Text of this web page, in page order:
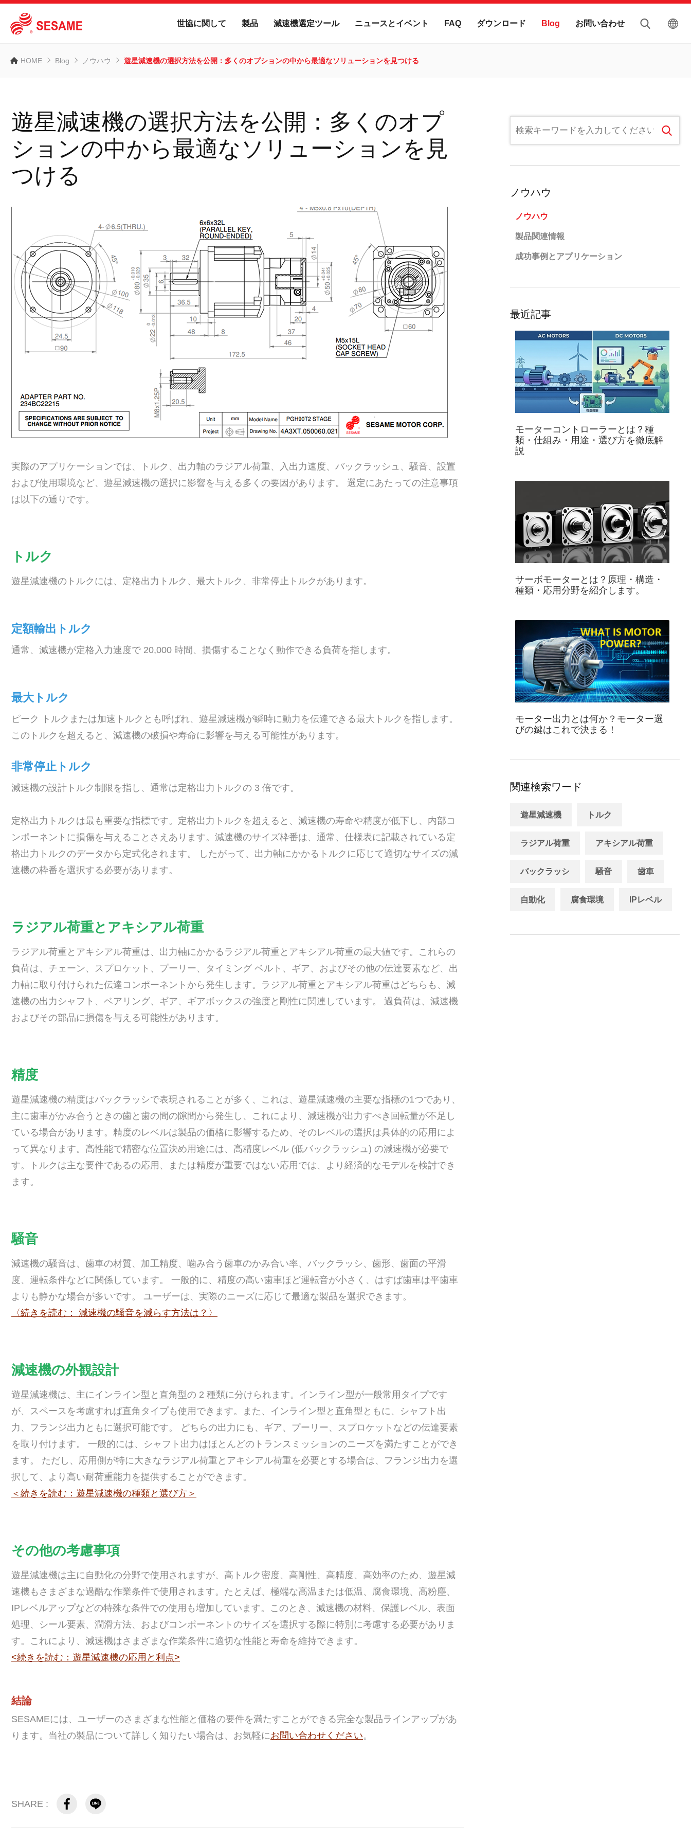
世協に関して 製品 減速機選定ツール ニュースとイベント FAQ ダウンロード Blog お問い合わせ
HOME Blog ノウハウ 遊星減速機の選択方法を公開：多くのオプションの中から最適なソリューションを見つける
遊星減速機の選択方法を公開：多くのオプ
ションの中から最適なソリューションを見
つける
実際のアプリケーションでは、トルク、出力軸のラジアル荷重、入出力速度、バックラッシュ、騒音、設置
および使用環境など、遊星減速機の選択に影響を与える多くの要因があります。 選定にあたっての注意事項
は以下の通りです。
トルク
遊星減速機のトルクには、定格出力トルク、最大トルク、非常停止トルクがあります。
定額輸出トルク
通常、減速機が定格入力速度で 20,000 時間、損傷することなく動作できる負荷を指します。
最大トルク
ピーク トルクまたは加速トルクとも呼ばれ、遊星減速機が瞬時に動力を伝達できる最大トルクを指します。
このトルクを超えると、減速機の破損や寿命に影響を与える可能性があります。
非常停止トルク
減速機の設計トルク制限を指し、通常は定格出力トルクの 3 倍です。
定格出力トルクは最も重要な指標です。定格出力トルクを超えると、減速機の寿命や精度が低下し、内部コ
ンポーネントに損傷を与えることさえあります。減速機のサイズ枠番は、通常、仕様表に記載されている定
格出力トルクのデータから定式化されます。 したがって、出力軸にかかるトルクに応じて適切なサイズの減
速機の枠番を選択する必要があります。
ラジアル荷重とアキシアル荷重
ラジアル荷重とアキシアル荷重は、出力軸にかかるラジアル荷重とアキシアル荷重の最大値です。これらの
負荷は、チェーン、スプロケット、プーリー、タイミング ベルト、ギア、およびその他の伝達要素など、出
力軸に取り付けられた伝達コンポーネントから発生します。ラジアル荷重とアキシアル荷重はどちらも、減
速機の出力シャフト、ベアリング、ギア、ギアボックスの強度と剛性に関連しています。 過負荷は、減速機
およびその部品に損傷を与える可能性があります。
精度
遊星減速機の精度はバックラッシで表現されることが多く、これは、遊星減速機の主要な指標の1つであり、
主に歯車がかみ合うときの歯と歯の間の隙間から発生し、これにより、減速機が出力すべき回転量が不足し
ている場合があります。精度のレベルは製品の価格に影響するため、そのレベルの選択は具体的の応用によ
って異なります。高性能で精密な位置決め用途には、高精度レベル (低バックラッシュ) の減速機が必要で
す。トルクは主な要件であるの応用、または精度が重要ではない応用では、より経済的なモデルを検討でき
ます。
騒音
減速機の騒音は、歯車の材質、加工精度、噛み合う歯車のかみ合い率、バックラッシ、歯形、歯面の平滑
度、運転条件などに関係しています。 一般的に、精度の高い歯車ほど運転音が小さく、はすば歯車は平歯車
よりも静かな場合が多いです。 ユーザーは、実際のニーズに応じて最適な製品を選択できます。
〈続きを読む： 減速機の騒音を減らす方法は？〉
減速機の外観設計
遊星減速機は、主にインライン型と直角型の 2 種類に分けられます。インライン型が一般常用タイプです
が、スペースを考慮すれば直角タイプも使用できます。また、インライン型と直角型ともに、シャフト出
力、フランジ出力ともに選択可能です。 どちらの出力にも、ギア、プーリー、スプロケットなどの伝達要素
を取り付けます。 一般的には、シャフト出力はほとんどのトランスミッションのニーズを満たすことができ
ます。 ただし、応用側が特に大きなラジアル荷重とアキシアル荷重を必要とする場合は、フランジ出力を選
択して、より高い耐荷重能力を提供することができます。
＜続きを読む：遊星減速機の種類と選び方＞
その他の考慮事項
遊星減速機は主に自動化の分野で使用されますが、高トルク密度、高剛性、高精度、高効率のため、遊星減
速機もさまざまな過酷な作業条件で使用されます。たとえば、極端な高温または低温、腐食環境、高粉塵、
IPレベルアップなどの特殊な条件での使用も増加しています。このとき、減速機の材料、保護レベル、表面
処理、シール要素、潤滑方法、およびコンポーネントのサイズを選択する際に特別に考慮する必要がありま
す。これにより、減速機はさまざまな作業条件に適切な性能と寿命を維持できます。
<続きを読む：遊星減速機の応用と利点>
結論
SESAMEには、ユーザーのさまざまな性能と価格の要件を満たすことができる完全な製品ラインアップがあ
ります。当社の製品について詳しく知りたい場合は、お気軽にお問い合わせください。
SHARE :
ノウハウ
ノウハウ
製品関連情報
成功事例とアプリケーション
最近記事
モーターコントローラーとは？種
類・仕組み・用途・選び方を徹底解
説
サーボモーターとは？原理・構造・
種類・応用分野を紹介します。
モーター出力とは何か？モーター選
びの鍵はこれで決まる！
関連検索ワード
遊星減速機 トルク
ラジアル荷重 アキシアル荷重
バックラッシ 騒音 歯車
自動化 腐食環境 IPレベル